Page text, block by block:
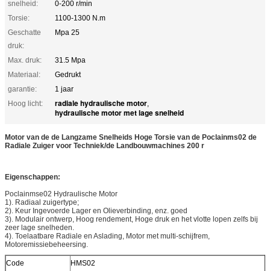
snelheid:
0-200 r/min
Torsie:
1100-1300 N.m
Geschatte
druk:
Mpa 25
Max. druk:
31.5 Mpa
Materiaal:
Gedrukt
garantie:
1 jaar
Hoog licht:
radiale hydraulische motor,
hydraulische motor met lage snelheid
Motor van de de Langzame Snelheids Hoge Torsie van de Poclainms02 de
Radiale Zuiger voor Techniek/de Landbouwmachines 200 r
Eigenschappen:
Poclainmse02 Hydraulische Motor
1). Radiaal zuigertype;
2). Keur Ingevoerde Lager en Olieverbinding, enz. goed
3). Modulair ontwerp, Hoog rendement, Hoge druk en het vlotte lopen zelfs bij
zeer lage snelheden.
4). Toelaatbare Radiale en Aslading, Motor met multi-schijfrem,
Motoremissiebeheersing.
Code HMS02